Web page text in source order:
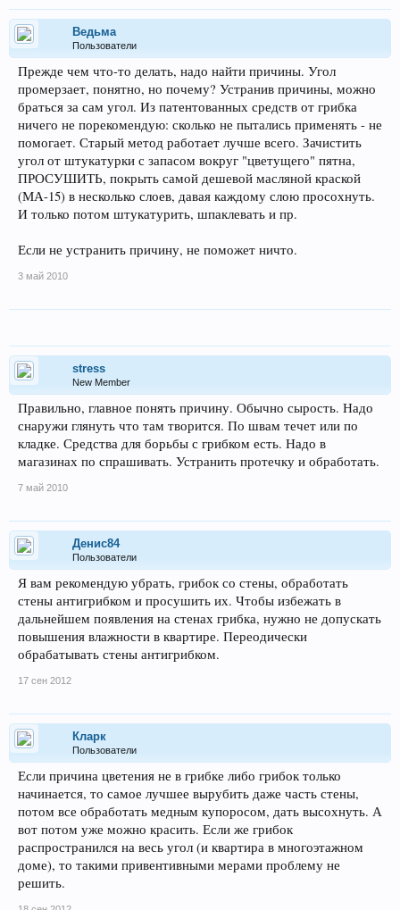
Ведьма
Пользователи
Прежде чем что-то делать, надо найти причины. Угол
промерзает, понятно, но почему? Устранив причины, можно
браться за сам угол. Из патентованных средств от грибка
ничего не порекомендую: сколько не пытались применять - не
помогает. Старый метод работает лучше всего. Зачистить
угол от штукатурки с запасом вокруг "цветущего" пятна,
ПРОСУШИТЬ, покрыть самой дешевой масляной краской
(МА-15) в несколько слоев, давая каждому слою просохнуть.
И только потом штукатурить, шпаклевать и пр.
Если не устранить причину, не поможет ничто.
3 май 2010
stress
New Member
Правильно, главное понять причину. Обычно сырость. Надо
снаружи глянуть что там творится. По швам течет или по
кладке. Средства для борьбы с грибком есть. Надо в
магазинах по спрашивать. Устранить протечку и обработать.
7 май 2010
Денис84
Пользователи
Я вам рекомендую убрать, грибок со стены, обработать
стены антигрибком и просушить их. Чтобы избежать в
дальнейшем появления на стенах грибка, нужно не допускать
повышения влажности в квартире. Переодически
обрабатывать стены антигрибком.
17 сен 2012
Кларк
Пользователи
Если причина цветения не в грибке либо грибок только
начинается, то самое лучшее вырубить даже часть стены,
потом все обработать медным купоросом, дать высохнуть. А
вот потом уже можно красить. Если же грибок
распространился на весь угол (и квартира в многоэтажном
доме), то такими привентивными мерами проблему не
решить.